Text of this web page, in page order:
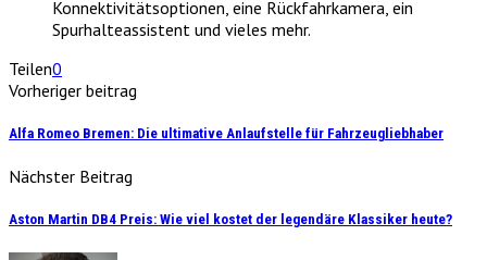
Konnektivitätsoptionen, eine Rückfahrkamera, ein
Spurhalteassistent und vieles mehr.
Teilen0
Vorheriger beitrag
Alfa Romeo Bremen: Die ultimative Anlaufstelle für Fahrzeugliebhaber
Nächster Beitrag
Aston Martin DB4 Preis: Wie viel kostet der legendäre Klassiker heute?